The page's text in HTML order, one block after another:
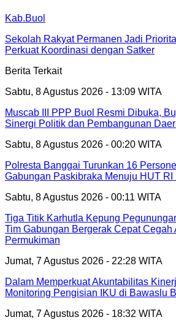
Kab.Buol
Sekolah Rakyat Permanen Jadi
Perkuat Koordinasi dengan Satker
Berita Terkait
Sabtu, 8 Agustus 2026 - 13:09 WITA
Muscab III PPP Buol Resmi Dibuka,
Sinergi Politik dan Pembangunan
Sabtu, 8 Agustus 2026 - 00:20 WITA
Polresta Banggai Turunkan 16
Gabungan Paskibraka Menuju HUT RI
Sabtu, 8 Agustus 2026 - 00:11 WITA
Tiga Titik Karhutla Kepung
Tim Gabungan Bergerak Cepat Cegah
Permukiman
Jumat, 7 Agustus 2026 - 22:28 WITA
Dalam Memperkuat Akuntabilitas
Monitoring Pengisian IKU di Bawaslu
Jumat, 7 Agustus 2026 - 18:32 WITA